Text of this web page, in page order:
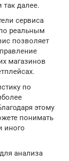
так далее.
сервиса
реальным
позволяет
магазинов
по
этому
понимать
иного
анализа